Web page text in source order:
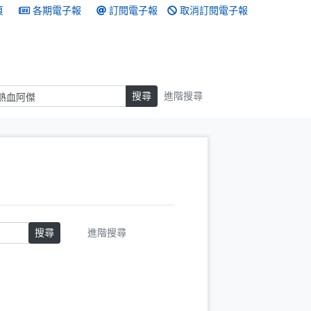
各期電子報 訂閱電子報 取消訂閱電子報
搜尋 進階搜尋
搜尋 進階搜尋